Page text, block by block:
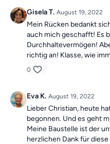
Gisela T. August 19, 2022
Mein Rücken bedankt
auch mich geschafft! Es
Durchhaltevermögen!
richtig an! Klasse, wie
0
Eva K. August 19, 2022
Lieber Christian, heute
begonnen. Und es geht
Meine Baustelle ist der
herzlichen Dank für